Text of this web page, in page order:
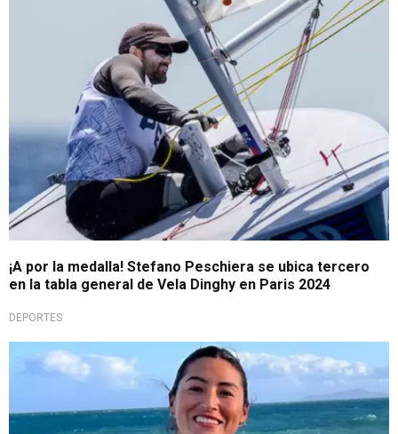
¡A por la medalla! Stefano Peschiera se ubica tercero
en la tabla general de Vela Dinghy en Paris 2024
DEPORTES
Orgullo peruano